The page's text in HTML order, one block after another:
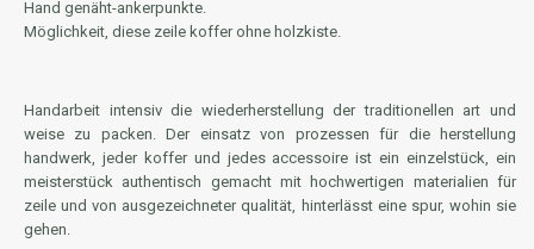
Hand genäht-ankerpunkte.
Möglichkeit, diese zeile koffer ohne holzkiste.
Handarbeit intensiv die wiederherstellung der traditionellen art und
weise zu packen. Der einsatz von prozessen für die herstellung
handwerk, jeder koffer und jedes accessoire ist ein einzelstück, ein
meisterstück authentisch gemacht mit hochwertigen materialien für
zeile und von ausgezeichneter qualität, hinterlässt eine spur, wohin sie
gehen.